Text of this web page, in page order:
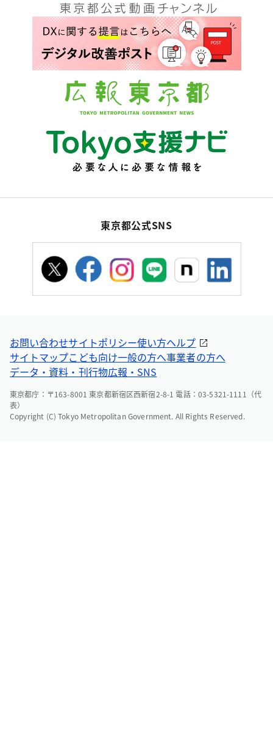
東京都公式SNS
お問い合わせサイトポリシー使い方ヘルプ
サイトマップこども向け一般の方へ事業者の方へ
データ・資料・刊行物広報・SNS
東京都庁：〒163-8001 東京都新宿区西新宿2-8-1 電話：03-5321-1111（代
表）
Copyright (C) Tokyo Metropolitan Government. All Rights Reserved.